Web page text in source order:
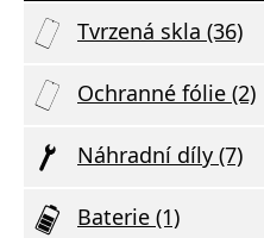
Tvrzená skla (36)
Ochranné fólie (2)
Náhradní díly (7)
Baterie (1)